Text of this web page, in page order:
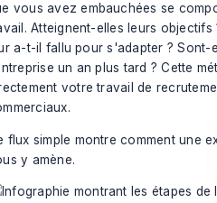
vous avez embauchées se
Atteignent-elles leurs objectifs
a-t-il fallu pour s'adapter ? Sont-
un an plus tard ? Cette
votre travail de
flux simple montre comment une
y amène.